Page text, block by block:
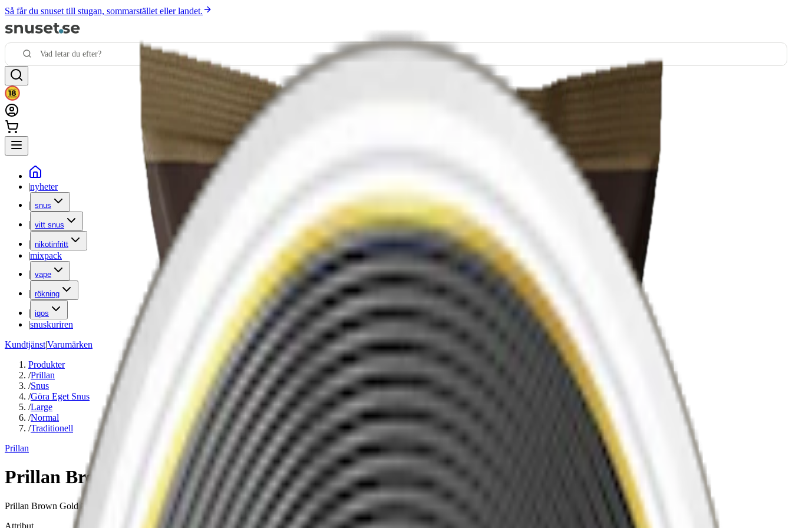
Så får du snuset till stugan, sommarstället eller landet.
|nyheter
| snus
| vitt snus
| nikotinfritt
|mixpack
| vape
| rökning
| iqos
|snuskuriren
Kundtjänst|Varumärken
Produkter
/Prillan
/Snus
/Göra Eget Snus
/Large
/Normal
/Traditionell
Prillan
Prillan Brown Gold
Prillan Brown Gold är en snussats med ca 500 prillor i originalformat. Rökig tobakskaraktär, normal styrka och flexibel smak.
Attribut